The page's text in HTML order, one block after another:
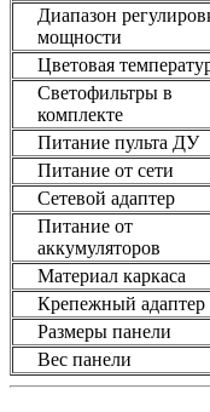
Диапазон
мощности
Цветовая
Светофильтры в
комплекте
Питание пульта ДУ
Питание от сети
Сетевой адаптер
Питание от
аккумуляторов
Материал каркаса
Крепежный адаптер
Размеры панели
Вес панели